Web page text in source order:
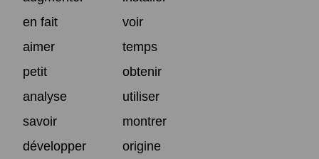
en fait
voir
aimer
temps
petit
obtenir
analyse
utiliser
savoir
montrer
développer
origine